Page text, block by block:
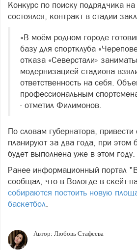
Конкурс по поиску подрядчика
состоялся, контракт в стадии
«В моём родном городе
базу для спортклуба
отказа «Северстали»
модернизацией стадиона
ответственность на себя.
профессиональным
- отметил Филимонов.
По словам губернатора,
планируют за два года, при этом
будет выполнена уже в этом году.
Ранее информационный портал
сообщал, что в Вологде в скейт-
собираются постоить новую
баскетбол.
Автор: Любовь Стафеева